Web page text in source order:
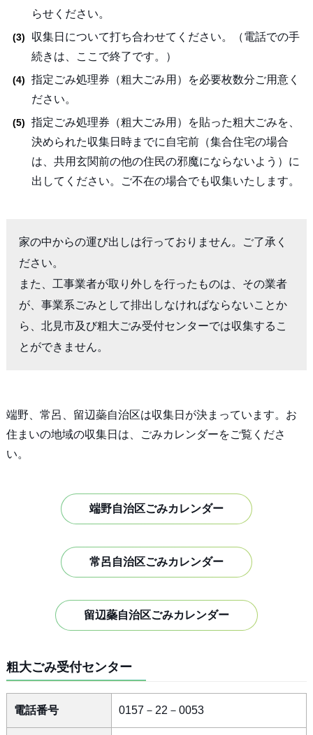
らせください。
収集日について打ち合わせてください。（電話での手
続きは、ここで終了です。）
指定ごみ処理券（粗大ごみ用）を必要枚数分ご用意く
ださい。
指定ごみ処理券（粗大ごみ用）を貼った粗大ごみを、
決められた収集日時までに自宅前（集合住宅の場合
は、共用玄関前の他の住民の邪魔にならないよう）に
出してください。ご不在の場合でも収集いたします。
家の中からの運び出しは行っておりません。ご了承く
ださい。
また、工事業者が取り外しを行ったものは、その業者
が、事業系ごみとして排出しなければならないことか
ら、北見市及び粗大ごみ受付センターでは収集するこ
とができません。
端野、常呂、留辺蘂自治区は収集日が決まっています。お
住まいの地域の収集日は、ごみカレンダーをご覧くださ
い。
端野自治区ごみカレンダー
常呂自治区ごみカレンダー
留辺蘂自治区ごみカレンダー
粗大ごみ受付センター
電話番号 0157－22－0053